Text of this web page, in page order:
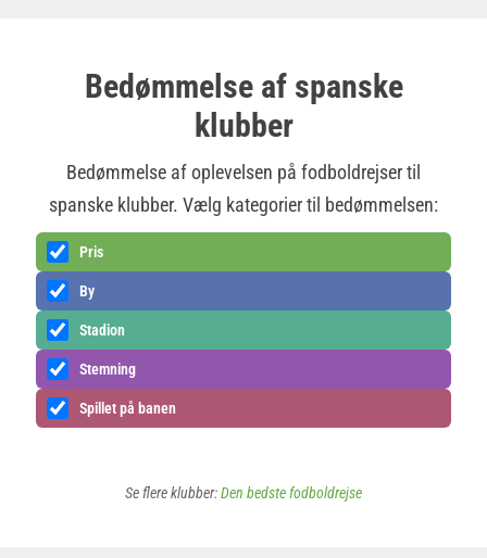
Bedømmelse af spanske
klubber
Bedømmelse af oplevelsen på fodboldrejser til
spanske klubber. Vælg kategorier til bedømmelsen:
Pris
By
Stadion
Stemning
Spillet på banen
Se flere klubber:Den bedste fodboldrejse